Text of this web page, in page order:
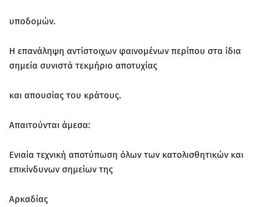
υποδομών.
Η επανάληψη αντίστοιχων φαινομένων περίπου στα ίδια
σημεία συνιστά τεκμήριο αποτυχίας
και απουσίας του κράτους.
Απαιτούνται άμεσα:
Ενιαία τεχνική αποτύπωση όλων των κατολισθητικών και
επικίνδυνων σημείων της
Αρκαδίας